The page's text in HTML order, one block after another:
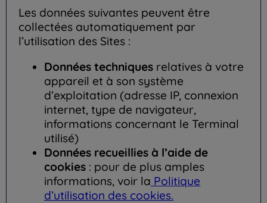
Les données suivantes peuvent être
collectées automatiquement par
l’utilisation des Sites :
Données techniques relatives à votre
appareil et à son système
d’exploitation (adresse IP, connexion
internet, type de navigateur,
informations concernant le Terminal
utilisé)
Données recueillies à l’aide de
cookies : pour de plus amples
informations, voir la Politique
d’utilisation des cookies.